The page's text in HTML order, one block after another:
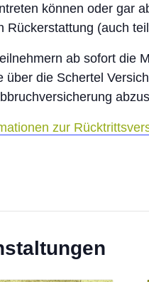
können oder gar
Rückerstattung (auch
ab sofort die
über die Schertel
zur